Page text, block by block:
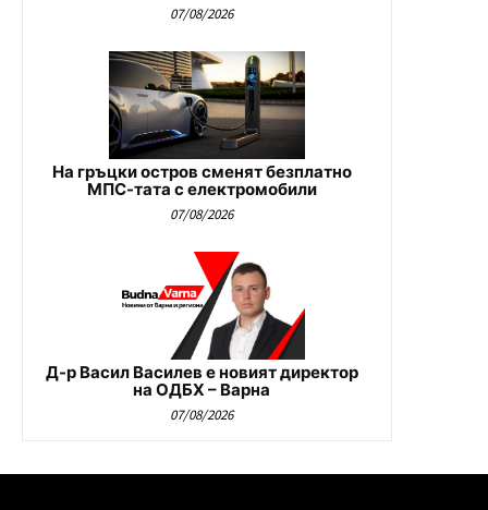
07/08/2026
На гръцки остров сменят безплатно
МПС-тата с електромобили
07/08/2026
Д-р Васил Василев е новият директор
на ОДБХ – Варна
07/08/2026